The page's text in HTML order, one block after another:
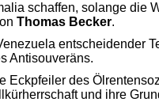
schaffen, solange die
Thomas Becker.
entscheidender
Antisouveräns.
Eckpfeiler des
und ihre